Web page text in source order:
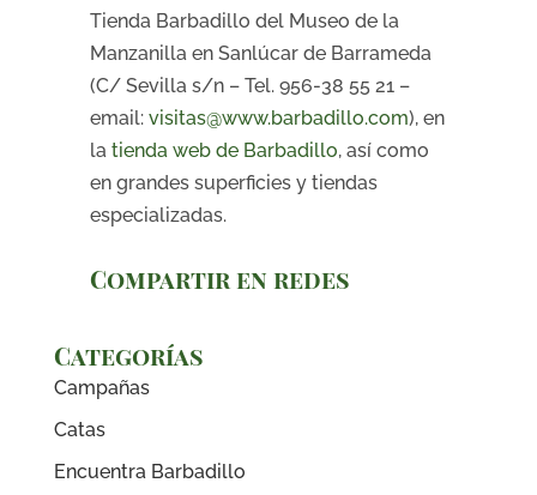
Tienda Barbadillo del Museo de la
Manzanilla en Sanlúcar de Barrameda
(C/ Sevilla s/n – Tel. 956-38 55 21 –
email: visitas@www.barbadillo.com), en
la tienda web de Barbadillo, así como
en grandes superficies y tiendas
especializadas.
Compartir en redes
Categorías
Campañas
Catas
Encuentra Barbadillo